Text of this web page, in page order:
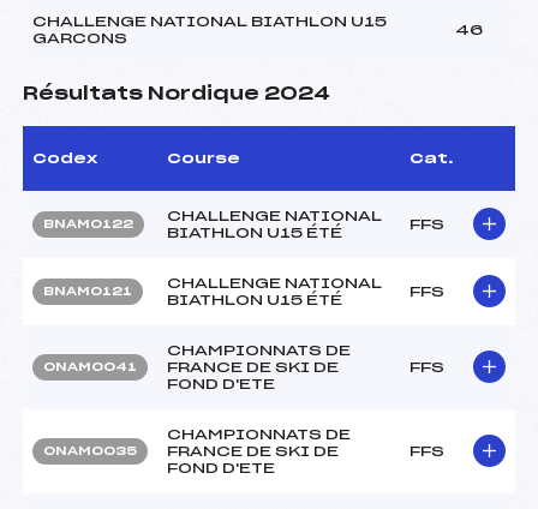
CHALLENGE NATIONAL BIATHLON U15
GARCONS
46
Résultats Nordique 2024
Codex Course Cat.
BNAM0122
CHALLENGE NATIONAL
BIATHLON U15 ÉTÉ
FFS
BNAM0121
CHALLENGE NATIONAL
BIATHLON U15 ÉTÉ
FFS
ONAM0041
CHAMPIONNATS DE
FRANCE DE SKI DE
FOND D'ETE
FFS
ONAM0035
CHAMPIONNATS DE
FRANCE DE SKI DE
FOND D'ETE
FFS